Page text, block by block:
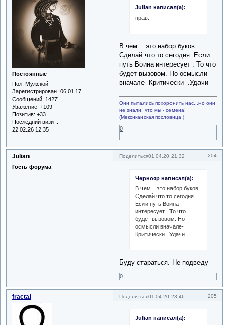
Постоянные
Пол: Мужской
Зарегистрирован: 06.01.17
Сообщений: 1427
Уважение: +109
Позитив: +33
Последний визит:
22.02.26 12:35
Julian написал(а):
прав.
В чем... это набор буков.
Сделай что то сегодня. Если
путь Воина интересует . То что
будет вызовом. Но осмысли
вначале- Критически .Удачи
Они пытались похоронить нас...но они
не знали, что мы - семена!
(Мексиканская пословица )
0
Поделиться 204
01.04.20 21:32
Julian
Гость форума
Чернояр написал(а):
В чем... это набор буков.
Сделай что то сегодня.
Если путь Воина
интересует . То что
будет вызовом. Но
осмысли вначале-
Критически .Удачи
Буду стараться. Не подведу
0
Поделиться 205
01.04.20 23:46
fractal
Julian написал(а):